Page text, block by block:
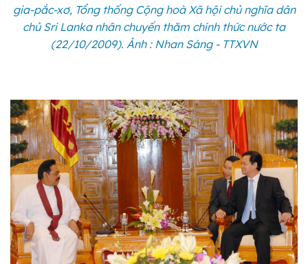
gia-pắc-xơ, Tổng thống Cộng hoà Xã hội chủ nghĩa dân
chủ Sri Lanka nhân chuyến thăm chính thức nước ta
(22/10/2009). Ảnh : Nhan Sáng - TTXVN